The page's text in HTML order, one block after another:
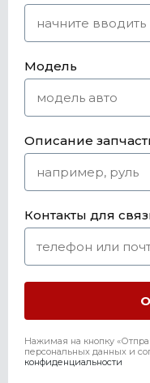
Модель
Описание
Контакты для
Нажимая на кнопку
персональных данных и
конфиденциальности